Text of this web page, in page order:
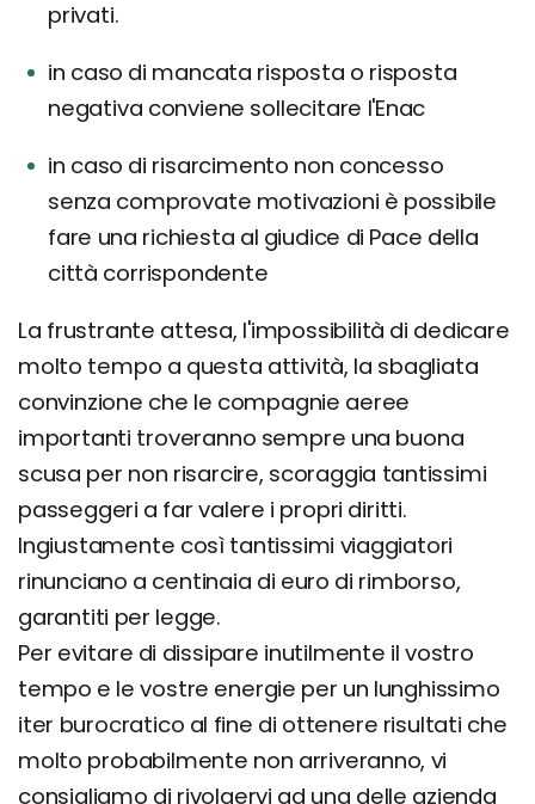
privati.
in caso di mancata risposta o risposta
negativa conviene sollecitare l'Enac
in caso di risarcimento non concesso
senza comprovate motivazioni è possibile
fare una richiesta al giudice di Pace della
città corrispondente
La frustrante attesa, l'impossibilità di dedicare
molto tempo a questa attività, la sbagliata
convinzione che le compagnie aeree
importanti troveranno sempre una buona
scusa per non risarcire, scoraggia tantissimi
passeggeri a far valere i propri diritti.
Ingiustamente così tantissimi viaggiatori
rinunciano a centinaia di euro di rimborso,
garantiti per legge.
Per evitare di dissipare inutilmente il vostro
tempo e le vostre energie per un lunghissimo
iter burocratico al fine di ottenere risultati che
molto probabilmente non arriveranno, vi
consigliamo di rivolgervi ad una delle azienda